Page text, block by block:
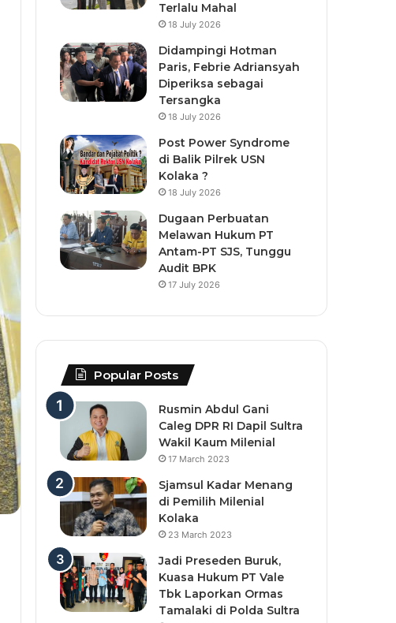
Terlalu Mahal
18 July 2026
Didampingi Hotman
Paris, Febrie Adriansyah
Diperiksa sebagai
Tersangka
18 July 2026
Post Power Syndrome
di Balik Pilrek USN
Kolaka ?
18 July 2026
Dugaan Perbuatan
Melawan Hukum PT
Antam-PT SJS, Tunggu
Audit BPK
17 July 2026
Popular Posts
Rusmin Abdul Gani
Caleg DPR RI Dapil Sultra
Wakil Kaum Milenial
17 March 2023
Sjamsul Kadar Menang
di Pemilih Milenial
Kolaka
23 March 2023
Jadi Preseden Buruk,
Kuasa Hukum PT Vale
Tbk Laporkan Ormas
Tamalaki di Polda Sultra